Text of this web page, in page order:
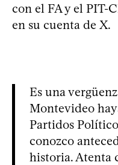
con el FA y el PIT-
en su cuenta de X.
Es una
Montevideo
Partidos
conozco
historia. Atenta